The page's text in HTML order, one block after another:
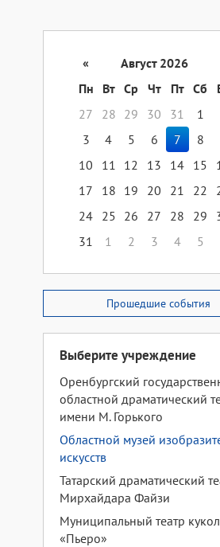
« Август 2026
Пн
Вт Ср Чт Пт Сб
27
28 29 30 31 1
3
4 5 6 7 8
10
11 12 13 14 15
17
18 19 20 21 22
24 25 26 27 28 29
31
1 2 3 4 5
Прошедшие события
Выберите учреждение
Оренбургский
областной драматический
имени М. Горького
Областной музей
искусств
Татарский драматический
Мирхайдара Файзи
Муниципальный театр кукол
«Пьеро»